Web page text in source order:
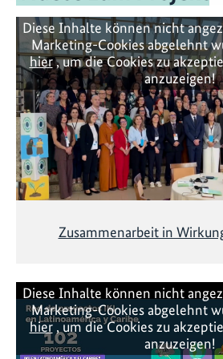
Diese Inhalte können nicht
Marketing-Cookies abgelehnt
hier, um die Cookies zu
anzuzeigen!
Zusammenarbeit in
Diese Inhalte können nicht
Marketing-Cookies abgelehnt
hier, um die Cookies zu
anzuzeigen!